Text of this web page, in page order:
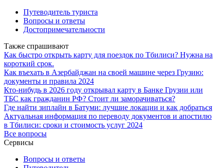
Путеводитель туриста
Вопросы и ответы
Достопримечательности
Также спрашивают
Как быстро открыть карту для поездок по Тбилиси? Нужна на
короткий срок.
Как въехать в Азербайджан на своей машине через Грузию:
документы и правила 2024
Кто‑нибудь в 2026 году открывал карту в Банке Грузии или
ТБС как гражданин РФ? Стоит ли заморачиваться?
Где найти зиплайн в Батуми: лучшие локации и как добраться
Актуальная информация по переводу документов и апостилю
в Тбилиси: сроки и стоимость услуг 2024
Все вопросы
Сервисы
Вопросы и ответы